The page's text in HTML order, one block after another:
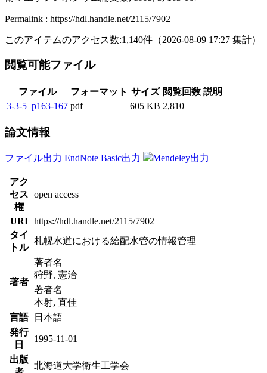
Permalink : https://hdl.handle.net/2115/7902
このアイテムのアクセス数:1,140件 （2026-08-09 17:27 集計）
閲覧可能ファイル
ファイル フォーマット サイズ 閲覧回数 説明
3-3-5_p163-167 pdf 605 KB 2,810
論文情報
ファイル出力 EndNote Basic出力 Mendeley出力
アク
セス
権
open access
URI https://hdl.handle.net/2115/7902
タイ
トル
札幌水道における給配水管の情報管理
著者
著者名
狩野, 憲治
著者名
本射, 直佳
言語
日本語
発行
日
1995-11-01
出版
北海道大学衛生工学会